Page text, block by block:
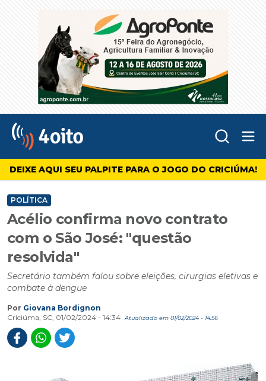
4oito
DEIXE AQUI SEU PALPITE PARA O JOGO DO CRICIÚMA!
POLÍTICA
Acélio confirma novo contrato
com o São José: "questão
resolvida"
Secretário também falou sobre eleições, cirurgias eletivas e
combate à dengue
Por Giovana Bordignon
Criciúma, SC, 01/02/2024 - 14:34
Atualizado em 01/02/2024 - 14:56